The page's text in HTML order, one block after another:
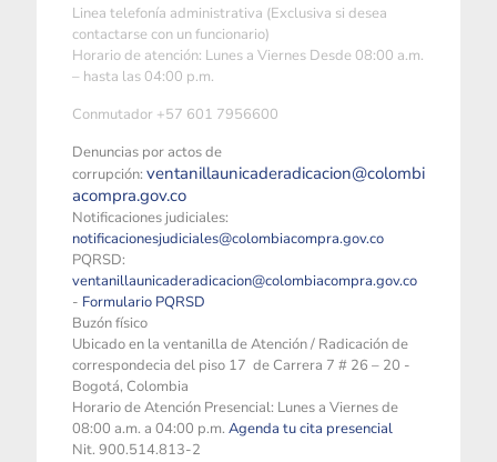
Linea telefonía administrativa (Exclusiva si desea
contactarse con un funcionario)
Horario de atención: Lunes a Viernes Desde 08:00 a.m.
– hasta las 04:00 p.m.
Conmutador +57 601 7956600
Denuncias por actos de
corrupción: ventanillaunicaderadicacion@colombi
acompra.gov.co
Notificaciones judiciales:
notificacionesjudiciales@colombiacompra.gov.co
PQRSD:
ventanillaunicaderadicacion@colombiacompra.gov.co
- Formulario PQRSD
Buzón físico
Ubicado en la ventanilla de Atención / Radicación de
correspondecia del piso 17 de Carrera 7 # 26 – 20 -
Bogotá, Colombia
Horario de Atención Presencial: Lunes a Viernes de
08:00 a.m. a 04:00 p.m. Agenda tu cita presencial
Nit. 900.514.813-2